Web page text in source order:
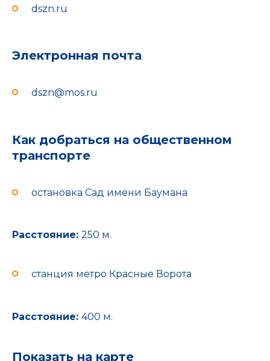
dszn.ru
Электронная почта
dszn@mos.ru
Как добраться на общественном
транспорте
остановка Сад имени Баумана
Расстояние: 250 м.
станция метро Красные Ворота
Расстояние: 400 м.
Показать на карте